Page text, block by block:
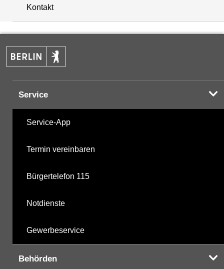
+
−
Kontakt
Service
Service-App
Termin vereinbaren
Bürgertelefon 115
Notdienste
Gewerbeservice
Behörden